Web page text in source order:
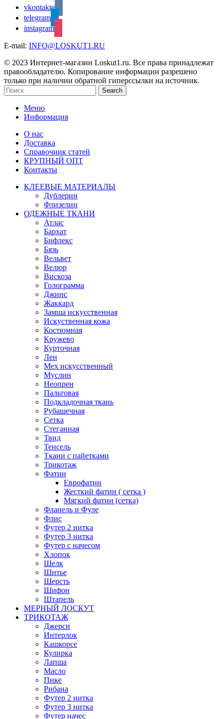
vkontakte
telegram
instagram
E-mail: INFO@LOSKUT1.RU
© 2023 Интернет-магазин Loskut1.ru. Все права принадлежат
правообладателю. Копирование информации разрешено
только при наличии обратной гиперссылки на источник.
Search
Меню
Информация
О нас
Доставка
Справочник статей
КРУПНЫЙ ОПТ
Контакты
КЛЕЕВЫЕ МАТЕРИАЛЫ
Дублерин
Флизелин
ОДЕЖНЫЕ ТКАНИ
Атлас
Бархат
Бифлекс
Бязь
Вельвет
Велюр
Вискоза
Голограмма
Джинс
Жаккард
Замша искусственная
Искуственная кожа
Костюмная
Кружево
Курточная
Лен
Мех искусственный
Муслин
Неопрен
Пальтовая
Подкладочная ткань
Рубашечная
Сетка
Стеганная
Твид
Тенсель
Ткани с пайетками
Трикотаж
Фатин
Еврофатин
Жесткий фатин ( сетка )
Мягкий фатин (сетка)
Фланель и Фуле
Флис
Футер 2 нитка
Футер 3 нитка
Футер с начесом
Хлопок
Шелк
Шитье
Шерсть
Шифон
Штапель
МЕРНЫЙ ЛОСКУТ
ТРИКОТАЖ
Джерси
Интерлок
Кашкорсе
Кулирка
Лапша
Масло
Пике
Рибана
Футер 2 нитка
Футер 3 нитка
Футер начес